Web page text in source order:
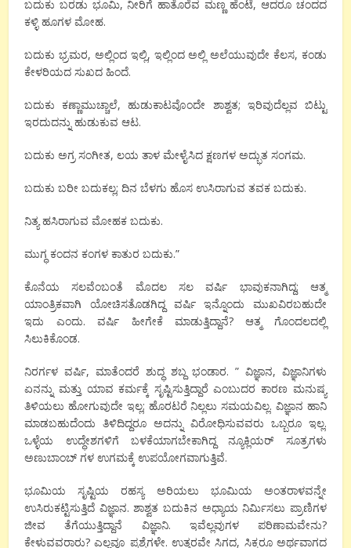
ಬದುಕು ಬರಡು ಭೂಮಿ, ನೀರಿಗೆ ಹಾತೊರೆವ ಮಣ್ಣ ಹೆಂಟೆ, ಆದರೂ ಚಂದದ
ಕಳ್ಳಿ ಹೂಗಳ ಮೋಹ.
ಬದುಕು ಭ್ರಮರ, ಅಲ್ಲಿಂದ ಇಲ್ಲಿ, ಇಲ್ಲಿಂದ ಅಲ್ಲಿ ಅಲೆಯುವುದೇ ಕೆಲಸ, ಕಂಡು
ಕೇಳರಿಯದ ಸುಖದ ಹಿಂದೆ.
ಬದುಕು ಕಣ್ಣಾಮುಚ್ಚಾಲೆ, ಹುಡುಕಾಟವೊಂದೇ ಶಾಶ್ವತ; ಇರಿವುದೆಲ್ಲವ ಬಿಟ್ಟು
ಇರದುದನ್ನು ಹುಡುಕುವ ಆಟ.
ಬದುಕು ಅಗ್ರ ಸಂಗೀತ, ಲಯ ತಾಳ ಮೇಳೈಸಿದ ಕ್ಷಣಗಳ ಅದ್ಭುತ ಸಂಗಮ.
ಬದುಕು ಬರೀ ಬದುಕಲ್ಲ; ದಿನ ಬೆಳಗು ಹೊಸ ಉಸಿರಾಗುವ ತವಕ ಬದುಕು.
ನಿತ್ಯ ಹಸಿರಾಗುವ ಮೋಹಕ ಬದುಕು.
ಮುಗ್ಧ ಕಂದನ ಕಂಗಳ ಕಾತುರ ಬದುಕು.”
ಕೊನೆಯ ಸಲವೆಂಬಂತೆ ಮೊದಲ ಸಲ ವರ್ಷಿ ಭಾವುಕನಾಗಿದ್ದ; ಆತ್ಮ
ಯಾಂತ್ರಿಕವಾಗಿ ಯೋಚಿಸತೊಡಗಿದ್ದ ವರ್ಷಿ ಇನ್ನೊಂದು ಮುಖವಿರಬಹುದೇ
ಇದು ಎಂದು. ವರ್ಷಿ ಹೀಗೇಕೆ ಮಾಡುತ್ತಿದ್ದಾನೆ? ಆತ್ಮ ಗೊಂದಲದಲ್ಲಿ
ಸಿಲುಕಿಕೊಂಡ.
ನಿರರ್ಗಳ ವರ್ಷಿ, ಮಾತೆಂದರೆ ಶುದ್ಧ ಶಬ್ದ ಭಂಡಾರ. ” ವಿಜ್ಞಾನ, ವಿಜ್ಞಾನಿಗಳು
ಏನನ್ನು ಮತ್ತು ಯಾವ ಕರ್ಮಕ್ಕೆ ಸೃಷ್ಟಿಸುತ್ತಿದ್ದಾರೆ ಎಂಬುದರ ಕಾರಣ ಮನುಷ್ಯ
ತಿಳಿಯಲು ಹೋಗುವುದೇ ಇಲ್ಲ; ಹೊರಟರೆ ನಿಲ್ಲಲು ಸಮಯವಿಲ್ಲ. ವಿಜ್ಞಾನ ಹಾನಿ
ಮಾಡಬಹುದೆಂದು ತಿಳಿದಿದ್ದರೂ ಅದನ್ನು ವಿರೋಧಿಸುವವರು ಒಬ್ಬರೂ ಇಲ್ಲ.
ಒಳ್ಳೆಯ ಉದ್ಧೇಶಗಳಿಗೆ ಬಳಕೆಯಾಗಬೇಕಾಗಿದ್ದ ನ್ಯೂಕ್ಲಿಯರ್ ಸೂತ್ರಗಳು
ಅಣುಬಾಂಬ್ ಗಳ ಉಗಮಕ್ಕೆ ಉಪಯೋಗವಾಗುತ್ತಿವೆ.
ಭೂಮಿಯ ಸೃಷ್ಟಿಯ ರಹಸ್ಯ ಅರಿಯಲು ಭೂಮಿಯ ಅಂತರಾಳವನ್ನೇ
ಉಸಿರುಕಟ್ಟಿಸುತ್ತಿದೆ ವಿಜ್ಞಾನ. ಶಾಶ್ವತ ಬದುಕಿನ ಅಧ್ಯಾಯ ನಿರ್ಮಿಸಲು ಪ್ರಾಣಿಗಳ
ಜೀವ ತೆಗೆಯುತ್ತಿದ್ದಾನೆ ವಿಜ್ಞಾನಿ. ಇವೆಲ್ಲವುಗಳ ಪರಿಣಾಮವೇನು?
ಕೇಳುವವರಾರು? ಎಲ್ಲವೂ ಪ್ರಶ್ನೆಗಳೇ. ಉತ್ತರವೇ ಸಿಗದ, ಸಿಕ್ಕರೂ ಅರ್ಥವಾಗದ